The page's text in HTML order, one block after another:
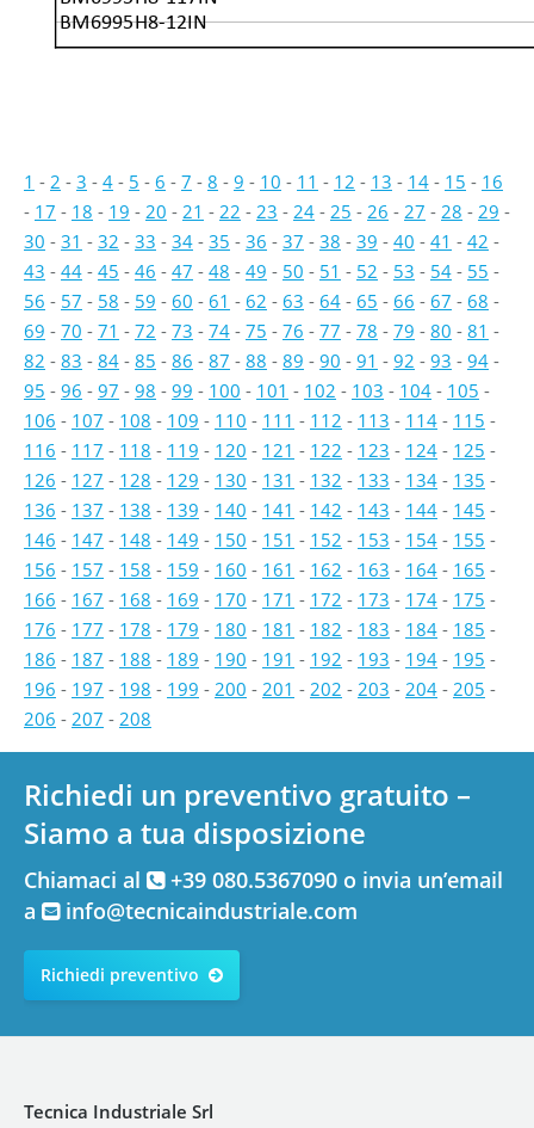
BM6995H8-12IN
1 - 2 - 3 - 4 - 5 - 6 - 7 - 8 - 9 - 10 - 11 - 12 - 13 - 14 - 15 - 16
- 17 - 18 - 19 - 20 - 21 - 22 - 23 - 24 - 25 - 26 - 27 - 28 - 29 -
30 - 31 - 32 - 33 - 34 - 35 - 36 - 37 - 38 - 39 - 40 - 41 - 42 -
43 - 44 - 45 - 46 - 47 - 48 - 49 - 50 - 51 - 52 - 53 - 54 - 55 -
56 - 57 - 58 - 59 - 60 - 61 - 62 - 63 - 64 - 65 - 66 - 67 - 68 -
69 - 70 - 71 - 72 - 73 - 74 - 75 - 76 - 77 - 78 - 79 - 80 - 81 -
82 - 83 - 84 - 85 - 86 - 87 - 88 - 89 - 90 - 91 - 92 - 93 - 94 -
95 - 96 - 97 - 98 - 99 - 100 - 101 - 102 - 103 - 104 - 105 -
106 - 107 - 108 - 109 - 110 - 111 - 112 - 113 - 114 - 115 -
116 - 117 - 118 - 119 - 120 - 121 - 122 - 123 - 124 - 125 -
126 - 127 - 128 - 129 - 130 - 131 - 132 - 133 - 134 - 135 -
136 - 137 - 138 - 139 - 140 - 141 - 142 - 143 - 144 - 145 -
146 - 147 - 148 - 149 - 150 - 151 - 152 - 153 - 154 - 155 -
156 - 157 - 158 - 159 - 160 - 161 - 162 - 163 - 164 - 165 -
166 - 167 - 168 - 169 - 170 - 171 - 172 - 173 - 174 - 175 -
176 - 177 - 178 - 179 - 180 - 181 - 182 - 183 - 184 - 185 -
186 - 187 - 188 - 189 - 190 - 191 - 192 - 193 - 194 - 195 -
196 - 197 - 198 - 199 - 200 - 201 - 202 - 203 - 204 - 205 -
206 - 207 - 208
Richiedi un preventivo gratuito –
Siamo a tua disposizione
Chiamaci al
+39 080.5367090 o invia un’email
a
info@tecnicaindustriale.com
Richiedi preventivo
Tecnica Industriale Srl